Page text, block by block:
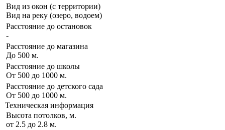
Вид из окон (с территории)
Вид на реку (озеро, водоем)
Расстояние до остановок
-
Расстояние до магазина
До 500 м.
Расстояние до школы
От 500 до 1000 м.
Расстояние до детского сада
От 500 до 1000 м.
Техническая информация
Высота потолков, м.
от 2.5 до 2.8 м.